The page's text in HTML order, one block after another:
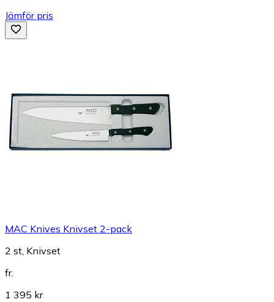
Jämför pris
MAC Knives Knivset 2-pack
2 st, Knivset
fr.
1 395 kr